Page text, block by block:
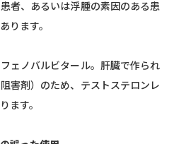
者、あるいは浮腫の素因のある患
ります。
ェノバルビタール。肝臓で作られ
害剤）のため、テストステロンレ
ます。